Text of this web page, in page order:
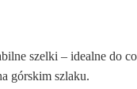
szelki – idealne do
górskim szlaku.